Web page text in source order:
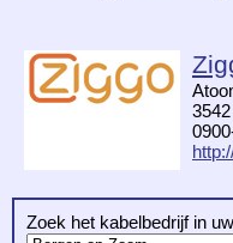
Zoek het kabelbedrijf in